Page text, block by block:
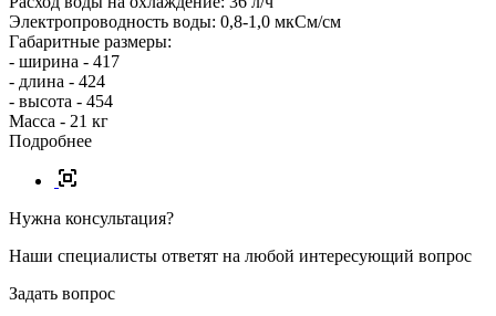
Электропроводность воды: 0,8-1,0 мкСм/см
Габаритные размеры:
- ширина - 417
- длина - 424
- высота - 454
Масса - 21 кг
Подробнее
Нужна консультация?
Наши специалисты ответят на любой интересующий вопрос
Задать вопрос